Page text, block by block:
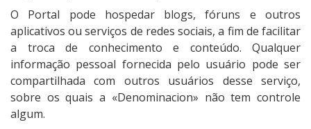
O Portal pode hospedar blogs, fóruns e outros
aplicativos ou serviços de redes sociais, a fim de facilitar
a troca de conhecimento e conteúdo. Qualquer
informação pessoal fornecida pelo usuário pode ser
compartilhada com outros usuários desse serviço,
sobre os quais a «Denominacion» não tem controle
algum.